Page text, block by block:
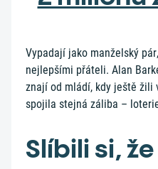
Vypadají jako manželský
nejlepšími přáteli. Alan
znají od mládí, kdy ještě
spojila stejná záliba –
Slíbili si,